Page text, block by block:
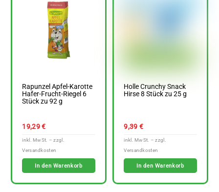
Rapunzel Apfel-Karotte
Hafer-Frucht-Riegel 6
Stück zu 92 g
19,29€
In den Warenkorb
Holle Crunchy Snack
Hirse 8 Stück zu 25 g
9,39 €
In den Warenkorb